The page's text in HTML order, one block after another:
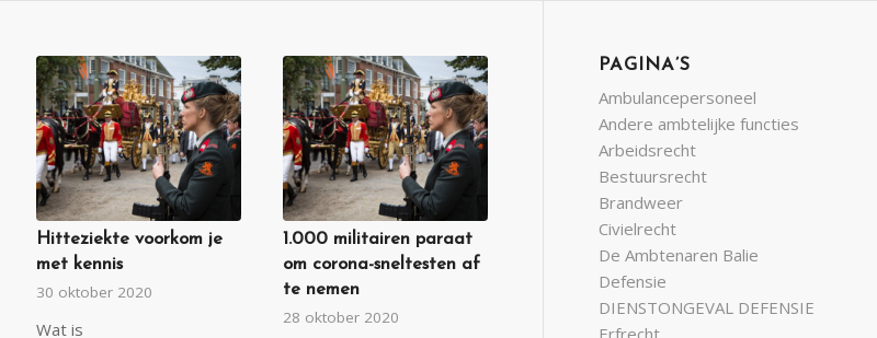
Hitteziekte voorkom je
met kennis
30 oktober 2020
Wat is
1.000 militairen paraat
om corona-sneltesten af
te nemen
28 oktober 2020
PAGINA’S
Ambulancepersoneel
Andere ambtelijke functies
Arbeidsrecht
Bestuursrecht
Brandweer
Civielrecht
De Ambtenaren Balie
Defensie
DIENSTONGEVAL DEFENSIE
Erfrecht